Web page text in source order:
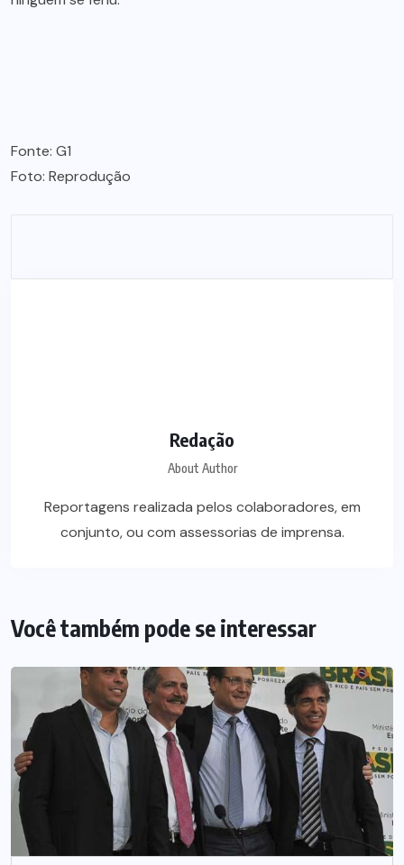
Fonte: G1
Foto: Reprodução
Redação
About Author
Reportagens realizada pelos colaboradores, em
conjunto, ou com assessorias de imprensa.
Você também pode se interessar